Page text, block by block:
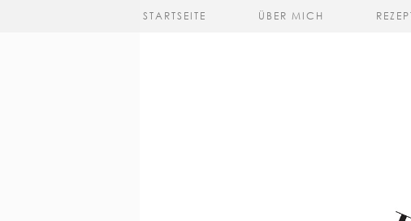
STARTSEITE ÜBER MICH